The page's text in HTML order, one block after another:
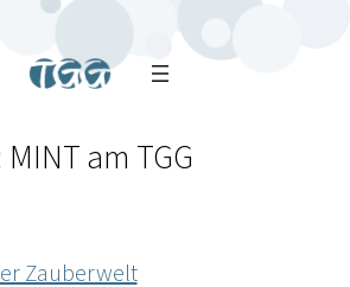
MINT am TGG